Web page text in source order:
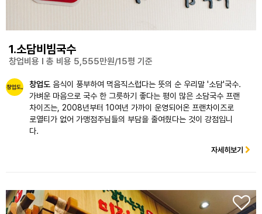
1.소담비빔국수
창업비용 l 총 비용 5,555만원/15평 기준
창업도 음식이 풍부하여 먹음직스럽다는 뜻의 순 우리말 '소담'국수.
가벼운 마음으로 국수 한 그릇하기 좋다는 평이 많은 소담국수 프랜
차이즈는, 2008년부터 10여년 가까이 운영되어온 프랜차이즈로
로열티가 없어 가맹점주님들의 부담을 줄여줬다는 것이 강점입니
다.
자세히보기